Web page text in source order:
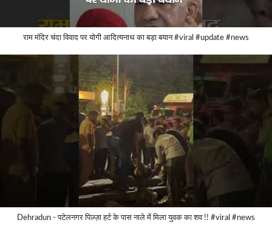
राम मंदिर चंदा विवाद पर योगी आदित्यनाथ का बड़ा बयान #viral #update #news
Dehradun - पटेलनगर पिज़्ज़ा हर्ट के पास नाले में मिला युवक का शव !! #viral #news